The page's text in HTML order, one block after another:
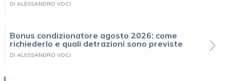
DI ALESSANDRO VOCI
Bonus condizionatore agosto 2026: come
richiederlo e quali detrazioni sono previste
DI ALESSANDRO VOCI